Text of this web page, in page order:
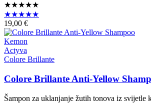
★★★★★
★★★★★
19,00 €
Kemon
Actyva
Colore Brillante
Colore Brillante Anti-Yellow
Šampon za uklanjanje žutih tonova iz svijetle